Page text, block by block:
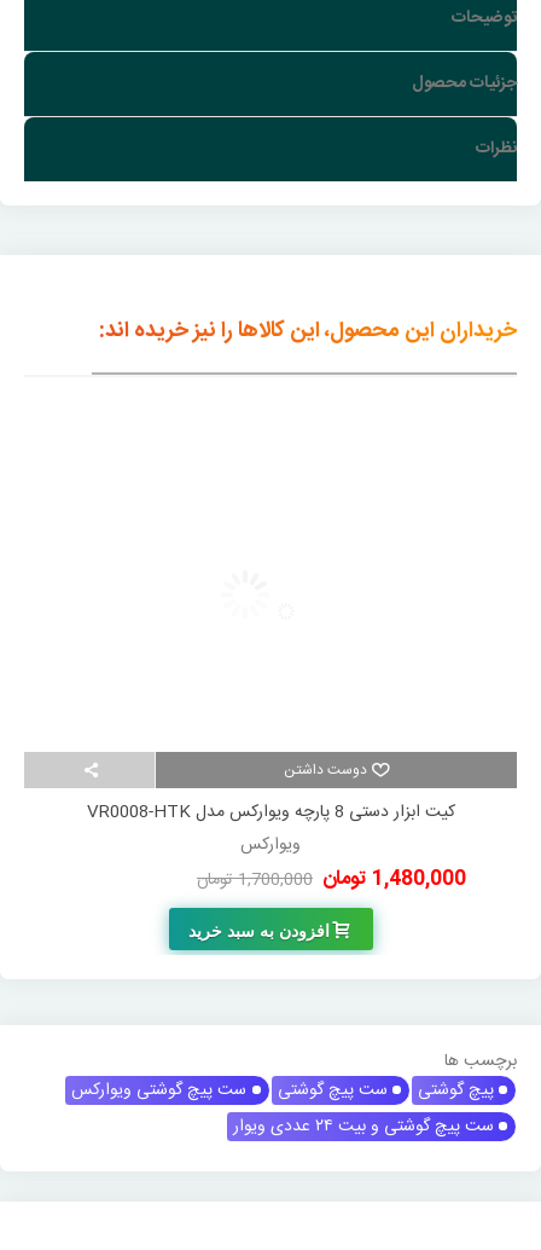
توضیحات
جزئیات محصول
نظرات
خریداران این محصول، این کالاها را نیز خریده اند:
دوست داشتن
کیت ابزار دستی 8 پارچه ویوارکس مدل VR0008-HTK
ویوارکس
1,480,000 تومان 1,700,000 تومان
افزودن به سبد خرید
برچسب ها
پیچ گوشتی
ست پیچ گوشتی
ست پیچ گوشتی ویوارکس
ست پیچ گوشتی و بیت ۲۴ عددی ویوار